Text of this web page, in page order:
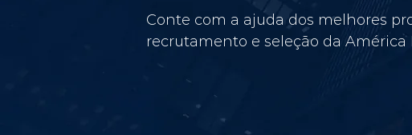
Conte com a ajuda dos melhores
recrutamento e seleção da América